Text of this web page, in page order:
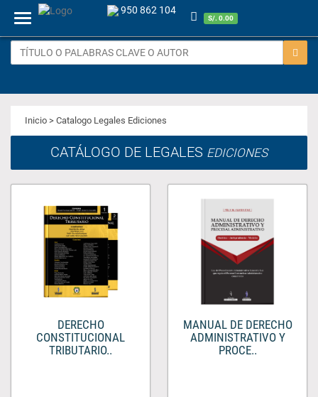
Menu
950 862 104
S/. 0.00
Inicio > Catalogo Legales Ediciones
CATÁLOGO DE LEGALES EDICIONES
DERECHO
CONSTITUCIONAL
TRIBUTARIO..
MANUAL DE DERECHO
ADMINISTRATIVO Y
PROCE..